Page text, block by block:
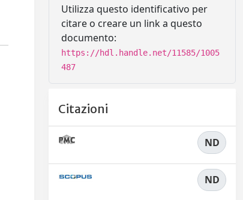
Utilizza questo identificativo per
citare o creare un link a questo
documento:
https://hdl.handle.net/11585/1005
487
Citazioni
ND
ND